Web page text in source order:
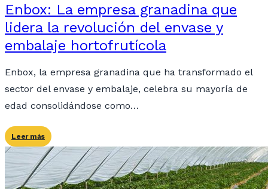
Enbox: La empresa granadina que
lidera la revolución del envase y
embalaje hortofrutícola
Enbox, la empresa granadina que ha transformado el
sector del envase y embalaje, celebra su mayoría de
edad consolidándose como…
Leer más